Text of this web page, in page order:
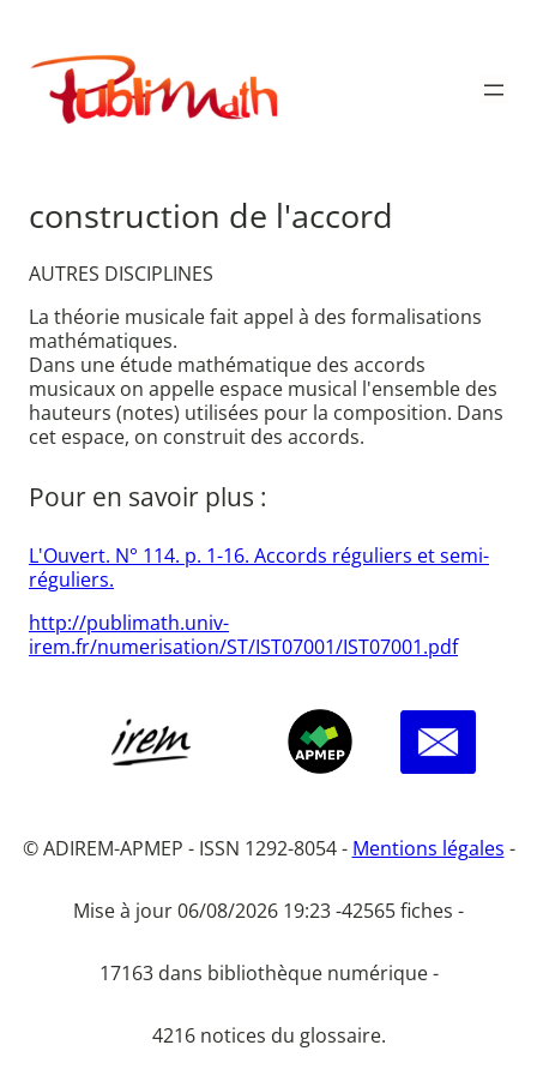
contenu
Publimath
construction de l'accord
AUTRES DISCIPLINES
La théorie musicale fait appel à des formalisations
mathématiques.
Dans une étude mathématique des accords
musicaux on appelle espace musical l'ensemble des
hauteurs (notes) utilisées pour la composition. Dans
cet espace, on construit des accords.
Pour en savoir plus :
L'Ouvert. N° 114. p. 1-16. Accords réguliers et semi-
réguliers.
http://publimath.univ-
irem.fr/numerisation/ST/IST07001/IST07001.pdf
© ADIREM-APMEP - ISSN 1292-8054 - Mentions légales -
Mise à jour 06/08/2026 19:23 -42565 fiches -
17163 dans bibliothèque numérique -
4216 notices du glossaire.